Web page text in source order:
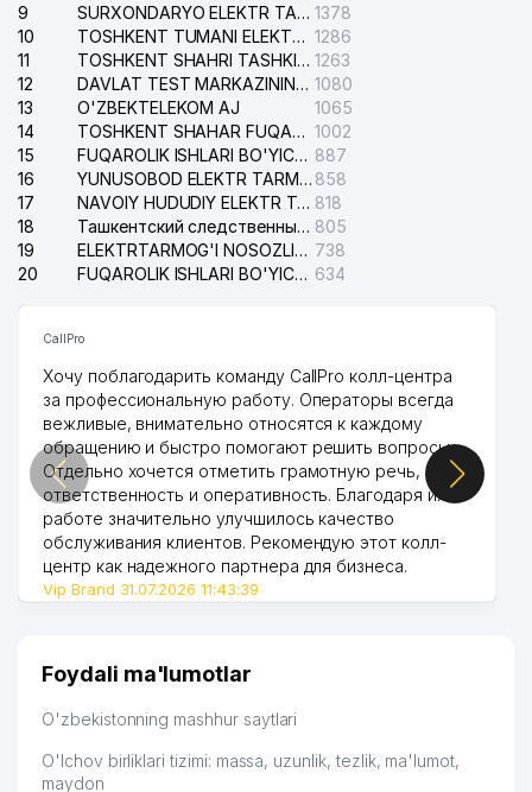
9
SURXONDARYO ELEKTR TARMOQLARI AJ 1378
10
TOSHKENT TUMANI ELEKTR TARMOG'I AVARIYA XIZMATI 1286
11
TOSHKENT SHAHRI TASHKILOT TELEFONLARI HAQIDA MA'LUMOT BYUROSI 1263
12
DAVLAT TEST MARKAZINING ISHONCH TELEFONLARI 1080
13
O'ZBEKTELEKOM AJ
1065
14
TOSHKENT SHAHAR FUQAROLIK ISHLARI BO'YICHA SUDI 1002
15
FUQAROLIK ISHLARI BO'YICHA YAKKASAROY TUMANLARARO SUDI 887
16
YUNUSOBOD ELEKTR TARMOG'I NOSOZLIKLARI XIZMATI 858
17
NAVOIY HUDUDIY ELEKTR TARMOQLARI KORXONASI AJ 818
18
Ташкентский следственный изолятор 805
19
ELEKTRTARMOG'I NOSOZLIKLARINI TO'ZATISH SERGELI XIZMATI 738
20
FUQAROLIK ISHLARI BO'YICHA UCH-TEPA TUMANI SUDI 634
CallPro
Хочу поблагодарить команду CallPro колл-центра
за профессиональную работу. Операторы всегда
вежливые, внимательно относятся к каждому
обращению и быстро помогают решить вопросы.
Отдельно хочется отметить грамотную речь,
ответственность и оперативность. Благодаря их
работе значительно улучшилось качество
обслуживания клиентов. Рекомендую этот колл-
центр как надежного партнера для бизнеса.
Vip Brand 31.07.2026 11:43:39
Foydali ma'lumotlar
O'zbekistonning mashhur saytlari
O'lchov birliklari tizimi: massa, uzunlik, tezlik, ma'lumot,
maydon